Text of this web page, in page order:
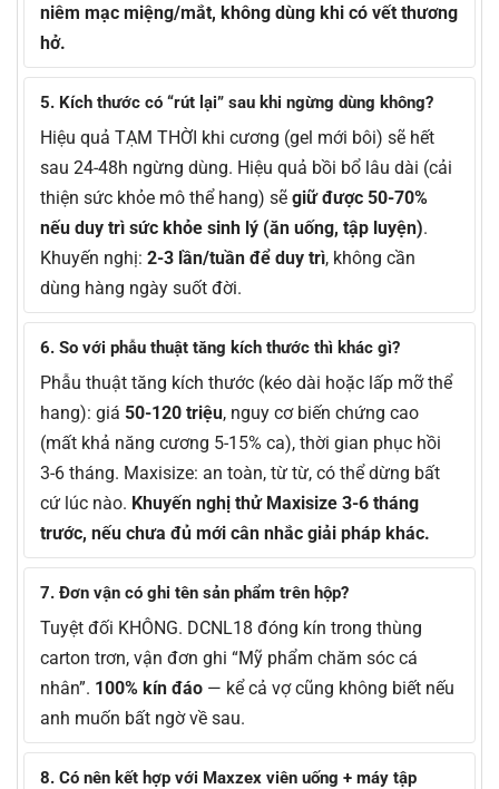
niêm mạc miệng/mắt, không dùng khi có vết thương
hở.
5. Kích thước có “rút lại” sau khi ngừng dùng không?
Hiệu quả TẠM THỜI khi cương (gel mới bôi) sẽ hết
sau 24-48h ngừng dùng. Hiệu quả bồi bổ lâu dài (cải
thiện sức khỏe mô thể hang) sẽ giữ được 50-70%
nếu duy trì sức khỏe sinh lý (ăn uống, tập luyện).
Khuyến nghị: 2-3 lần/tuần để duy trì, không cần
dùng hàng ngày suốt đời.
6. So với phẫu thuật tăng kích thước thì khác gì?
Phẫu thuật tăng kích thước (kéo dài hoặc lấp mỡ thể
hang): giá 50-120 triệu, nguy cơ biến chứng cao
(mất khả năng cương 5-15% ca), thời gian phục hồi
3-6 tháng. Maxisize: an toàn, từ từ, có thể dừng bất
cứ lúc nào. Khuyến nghị thử Maxisize 3-6 tháng
trước, nếu chưa đủ mới cân nhắc giải pháp khác.
7. Đơn vận có ghi tên sản phẩm trên hộp?
Tuyệt đối KHÔNG. DCNL18 đóng kín trong thùng
carton trơn, vận đơn ghi “Mỹ phẩm chăm sóc cá
nhân”. 100% kín đáo — kể cả vợ cũng không biết nếu
anh muốn bất ngờ về sau.
8. Có nên kết hợp với Maxzex viên uống + máy tập